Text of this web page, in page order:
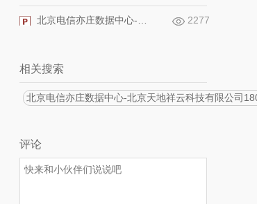
2277
相关搜索
北京电信亦庄数据中心-北京天地祥云科技有限公司
评论